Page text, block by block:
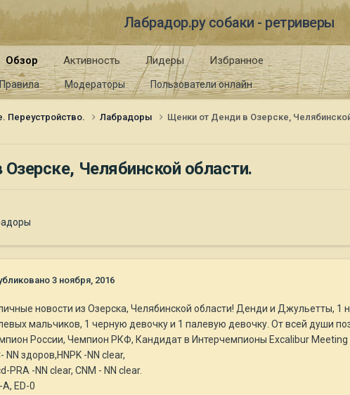
Лабрадор.ру собаки - ретриверы
Обзор
Правила Модераторы Пользователи онлайн
Активность Лидеры Избранное
Переустройство. Лабрадоры Щенки от Денди в Озерске,
Челябинской области.
3 ноября, 2016
новости из Озерска, Челябинской области! Денди и Джульетты,
мальчиков, 1 черную девочку и 1 палевую девочку. От всей
России, Чемпион РКФ, Кандидат в Интерчемпионы Excalibur Meeting
NN здоров,HNPK -NN clear,
PRA -NN clear, CNM - NN clear.
A, ED-0